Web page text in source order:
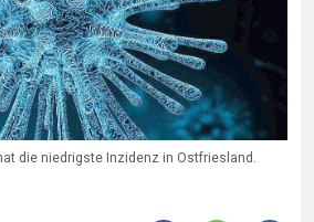
die niedrigste Inzidenz in Ostfriesland.